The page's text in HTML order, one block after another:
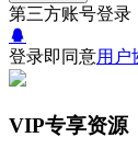
第三方账号登录
登录即同意用户
VIP专享资源